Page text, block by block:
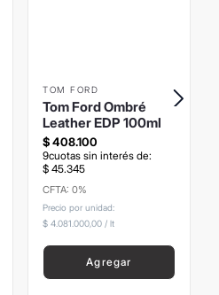
TOM FORD
Tom Ford Ombré
Leather EDP 100ml
$408.100
9 cuotas sin interés de:
$ 45. 345
CFTA: 0%
Precio sin Impuestos
Nacionales:$ 337.272
Precio por unidad:
$ 4.081.000,00/lt